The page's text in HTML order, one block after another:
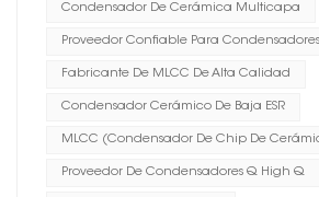
Condensador De Cerámica Multicapa
Proveedor Confiable Para
Fabricante De MLCC De Alta Calidad
Condensador Cerámico De Baja ESR
MLCC (condensador De Chip De
Proveedor De Condensadores Q High Q